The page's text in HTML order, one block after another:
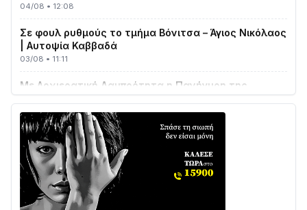
Σε φουλ ρυθμούς το τμήμα Βόνιτσα – Άγιος Νικόλαος
| Αυτοψία Καββαδά
03/08 • 11:11
Με Αρχιερατική Λαμπρότητα η Πανήγυρη της
Μεταμορφώσεως του Σωτήρος στο Γολέμι
03/08 • 07:45
Ενισχύεται η Πολιτική Προστασία στο Δήμο Αγρινίου
με δύο νέα υδροφόρα οχήματα
02/08 • 18:26
Διαβάστε την «Ναυπακτία» που κυκλοφορεί
31/07 • 08:16